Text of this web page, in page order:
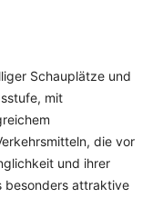
Schauplätze und
mit
die vor
und ihrer
besonders attraktive